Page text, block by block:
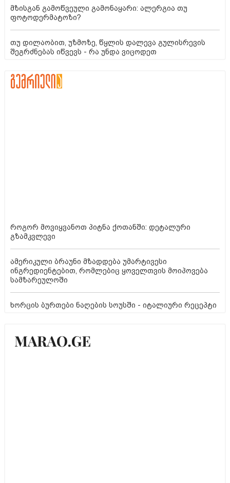
მზისგან გამოწვეული გამონაყარი: ალერგია თუ
ფოტოდერმატოზი?
თუ დილაობით, უზმოზე, წყლის დალევა გულისრევის
როგორ მოვიყვანოთ პიტნა ქოთანში: დეტალური
გზამკვლევი
ამერიკული ბრაუნი მზადდება უმარტივესი
ინგრედიენტებით, რომლებიც ყოველთვის მოიპოვება
სამზარეულოში